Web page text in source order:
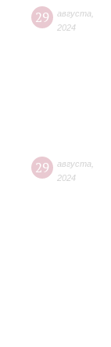
29 августа
2024
29 августа
2024